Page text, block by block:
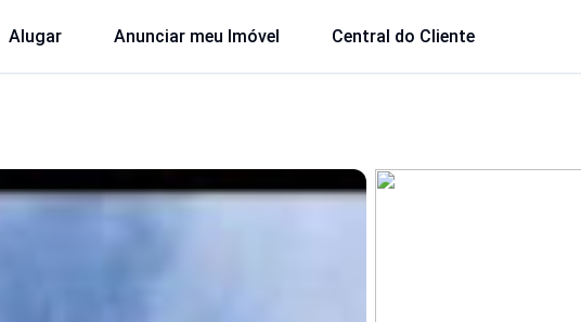
Alugar Anunciar meu Imóvel Central do Cliente